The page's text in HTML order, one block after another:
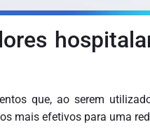
que, ao serem
mais efetivos para uma